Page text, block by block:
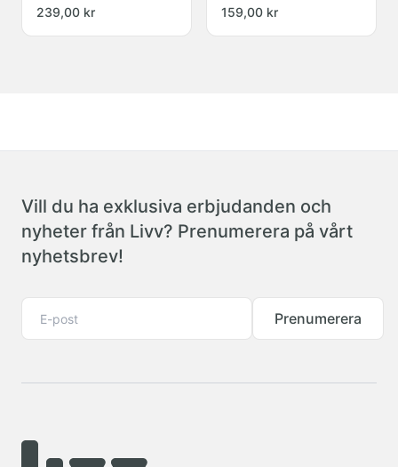
239,00 kr
159,00 kr
Vill du ha exklusiva erbjudanden och
nyheter från Livv? Prenumerera på vårt
nyhetsbrev!
Prenumerera